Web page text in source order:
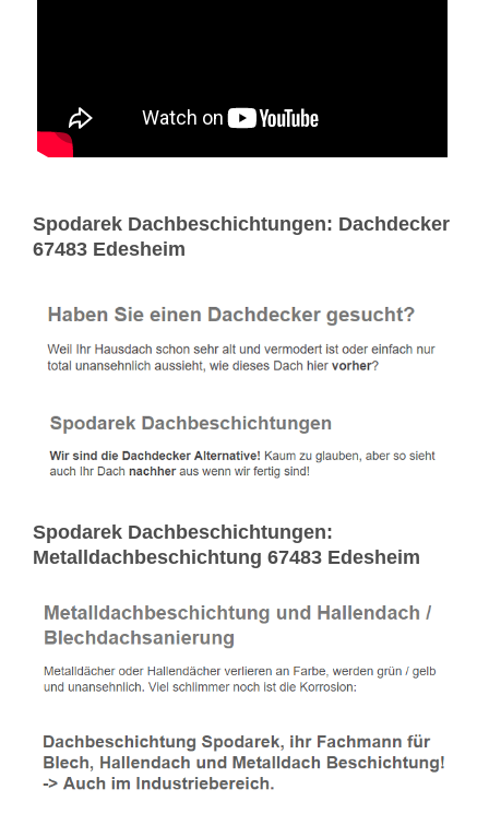
Spodarek Dachbeschichtungen: Dachdecker
67483 Edesheim
Spodarek Dachbeschichtungen:
Metalldachbeschichtung 67483 Edesheim